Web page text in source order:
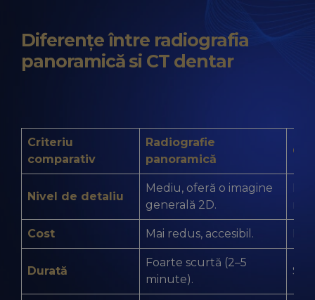
Diferențe între radiografia
panoramică si CT dentar
Criteriu
comparativ
Radiografie
panoramică
CT
Nivel de detaliu
Mediu, oferă o imagine
generală 2D.
Cost Mai redus, accesibil.
Durată
Foarte scurtă (2–5
minute).